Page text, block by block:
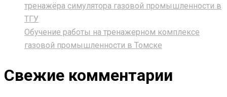
тренажёра симулятора газовой промышленности в
ТГУ
Обучение работы на тренажерном комплексе
газовой промышленности в Томске
Свежие комментарии